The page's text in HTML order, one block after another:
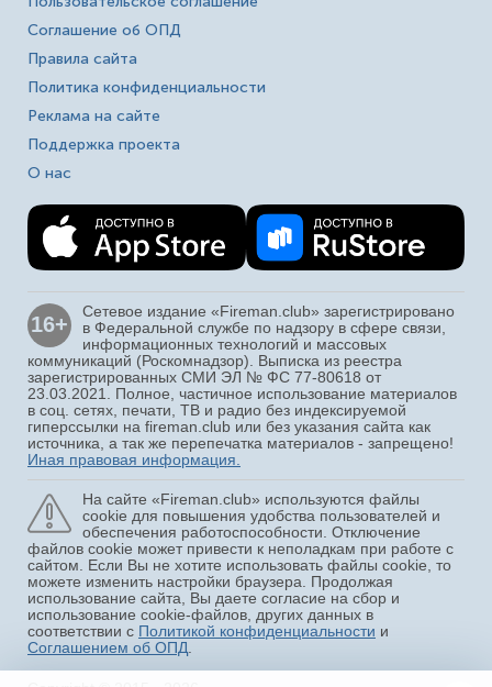
Соглашение об ОПД
Правила сайта
Политика конфиденциальности
Реклама на сайте
Поддержка проекта
О нас
16+
Сетевое издание «Fireman.club» зарегистрировано
в Федеральной службе по надзору в сфере связи,
информационных технологий и массовых
коммуникаций (Роскомнадзор). Выписка из реестра
зарегистрированных СМИ ЭЛ № ФС 77-80618 от
23.03.2021. Полное, частичное использование материалов
в соц. сетях, печати, ТВ и радио без индексируемой
гиперссылки на fireman.club или без указания сайта как
источника, а так же перепечатка материалов - запрещено!
Иная правовая информация.
На сайте «Fireman.club» используются файлы
cookie для повышения удобства пользователей и
обеспечения работоспособности. Отключение
файлов cookie может привести к неполадкам при работе с
сайтом. Если Вы не хотите использовать файлы cookie, то
можете изменить настройки браузера. Продолжая
использование сайта, Вы даете согласие на сбор и
использование cookie-файлов, других данных в
соответствии с Политикой конфиденциальности и
Соглашением об ОПД